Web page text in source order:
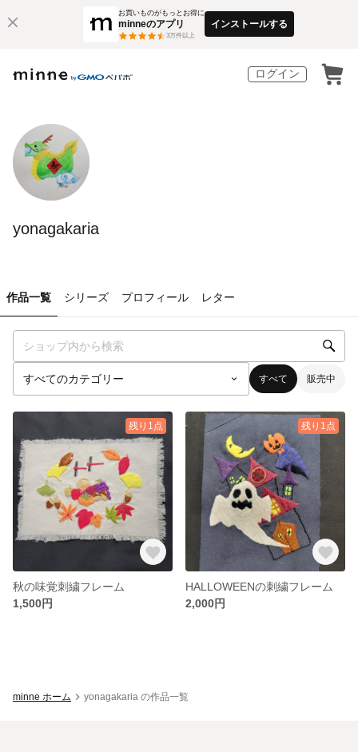
お買いものがもっとお得に
minneのアプリ
3万件以上
インストールする
ログイン
yonagakaria
作品一覧 シリーズ プロフィール レター
すべて 販売中
残り1点
秋の味覚刺繍フレーム
1,500円
残り1点
HALLOWEENの刺繍フレーム
2,000円
minne ホーム yonagakaria の作品一覧